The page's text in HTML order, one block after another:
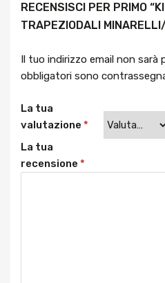
RECENSISCI PER PRIMO
TRAPEZIODALI
Il tuo indirizzo email non sarà
obbligatori sono
La tua
valutazione *
La tua
recensione *